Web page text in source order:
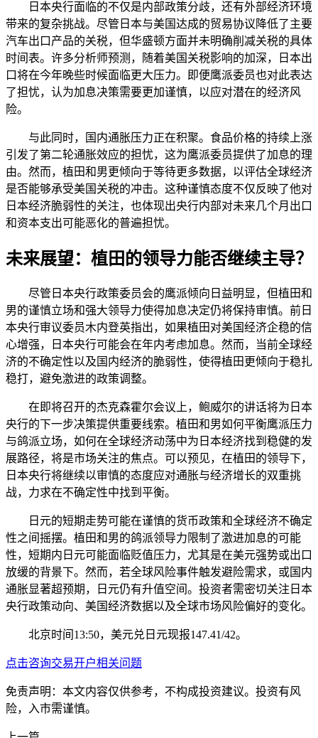
日本央行面临的不仅是内部政策分歧，还有外部经济环境
带来的复杂挑战。尽管日本与美国达成的贸易协议降低了主要
汽车出口产品的关税，但华盛顿方面并未明确削减关税的具体
时间表。许多分析师预测，随着美国关税影响的加深，日本出
口将在今年晚些时候面临更大压力。即便鹰派委员也对此表达
了担忧，认为加息决策需要更加谨慎，以应对潜在的经济风
险。
与此同时，国内通胀压力正在积聚。食品价格的持续上涨
引发了第二轮通胀效应的担忧，这为鹰派委员提供了加息的理
由。然而，植田和男更倾向于等待更多数据，以评估全球经济
是否能够承受美国关税的冲击。这种谨慎态度不仅反映了他对
日本经济脆弱性的关注，也体现出央行内部对未来几个月出口
和资本支出可能恶化的普遍担忧。
未来展望：植田的领导力能否继续主导？
尽管日本央行政策委员会的鹰派倾向日益明显，但植田和
男的谨慎立场和强大领导力使得加息决定仍将保持审慎。前日
本央行审议委员木内登英指出，如果植田对美国经济企稳的信
心增强，日本央行可能会在年内考虑加息。然而，当前全球经
济的不确定性以及国内经济的脆弱性，使得植田更倾向于稳扎
稳打，避免激进的政策调整。
在即将召开的杰克森霍尔会议上，鲍威尔的讲话将为日本
央行的下一步决策提供重要线索。植田和男如何平衡鹰派压力
与鸽派立场，如何在全球经济动荡中为日本经济找到稳健的发
展路径，将是市场关注的焦点。可以预见，在植田的领导下，
日本央行将继续以审慎的态度应对通胀与经济增长的双重挑
战，力求在不确定性中找到平衡。
日元的短期走势可能在谨慎的货币政策和全球经济不确定
性之间摇摆。植田和男的鸽派领导力限制了激进加息的可能
性，短期内日元可能面临贬值压力，尤其是在美元强势或出口
放缓的背景下。然而，若全球风险事件触发避险需求，或国内
通胀显著超预期，日元仍有升值空间。投资者需密切关注日本
央行政策动向、美国经济数据以及全球市场风险偏好的变化。
北京时间13:50，美元兑日元现报147.41/42。
点击咨询交易开户相关问题
免责声明：本文内容仅供参考，不构成投资建议。投资有风
险，入市需谨慎。